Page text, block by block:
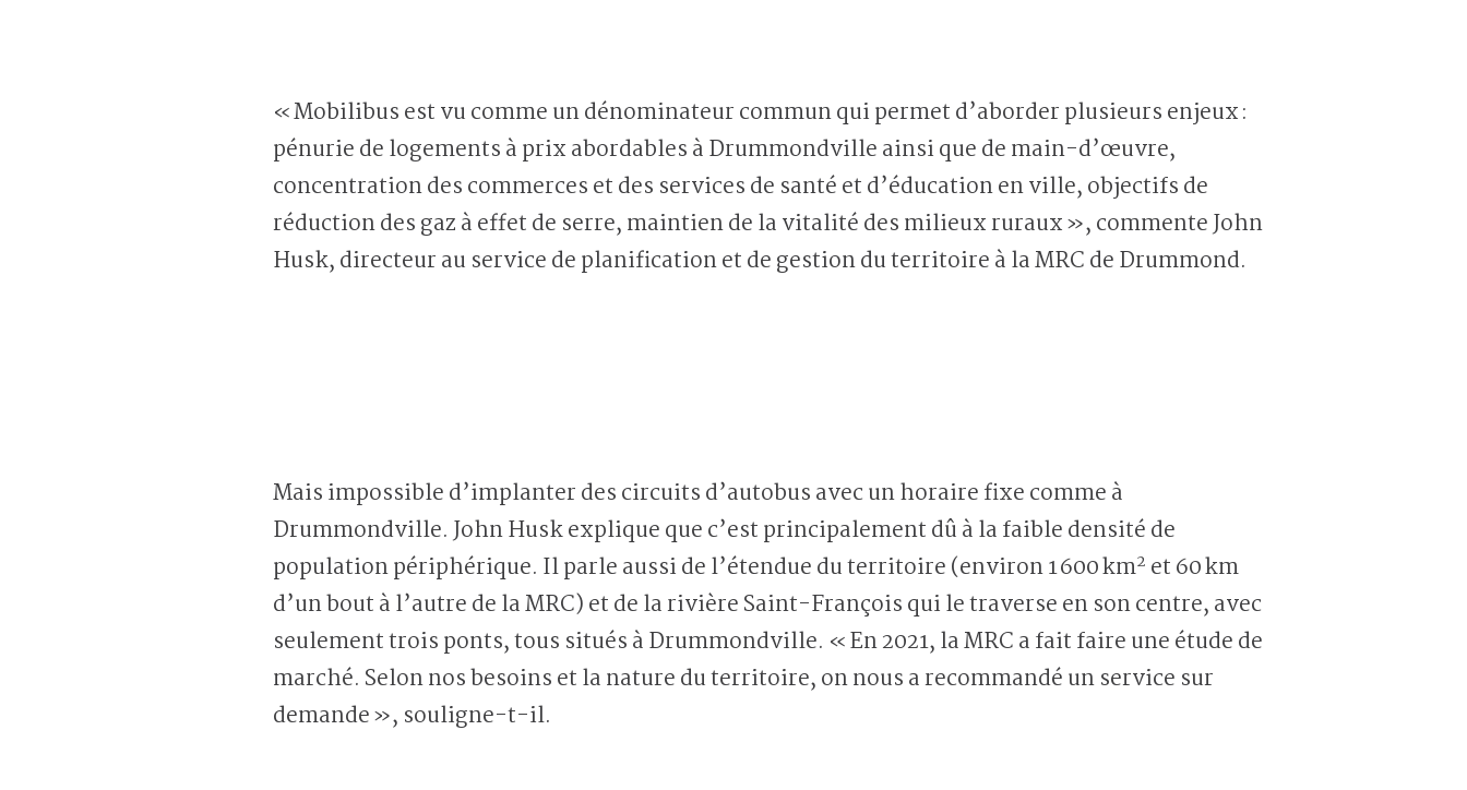
« Mobilibus est vu comme un dénominateur commun qui permet d’aborder plusieurs enjeux :
pénurie de logements à prix abordables à Drummondville ainsi que de main-d’œuvre,
concentration des commerces et des services de santé et d’éducation en ville, objectifs de
réduction des gaz à effet de serre, maintien de la vitalité des milieux ruraux », commente John
Husk, directeur au service de planification et de gestion du territoire à la MRC de Drummond.
Mais impossible d’implanter des circuits d’autobus avec un horaire fixe comme à
Drummondville. John Husk explique que c’est principalement dû à la faible densité de
population périphérique. Il parle aussi de l’étendue du territoire (environ 1 600 km2 et 60 km
d’un bout à l’autre de la MRC) et de la rivière Saint-François qui le traverse en son centre, avec
seulement trois ponts, tous situés à Drummondville. « En 2021, la MRC a fait faire une étude de
marché. Selon nos besoins et la nature du territoire, on nous a recommandé un service sur
demande », souligne-t-il.